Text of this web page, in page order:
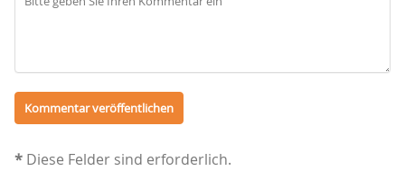
* Diese Felder sind erforderlich.